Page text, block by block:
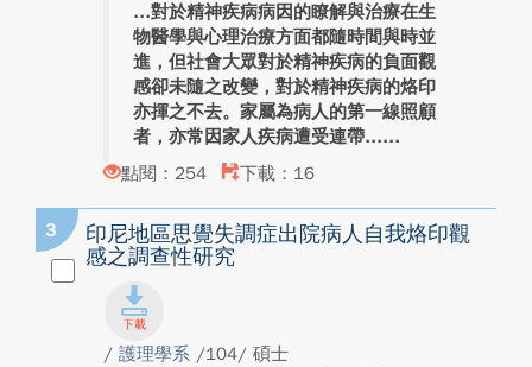
對於精神疾病病因的瞭解與治療在生
物醫學與心理治療方面都隨時間與時並
進，但社會大眾對於精神疾病的負面觀
感卻未隨之改變，對於精神疾病的烙印
亦揮之不去。家屬為病人的第一線照顧
者，亦常因家人疾病遭受連帶...
點閱：254
下載：16
3
印尼地區思覺失調症出院病人自我烙印觀
感之調查性研究
/ 護理學系 /104/ 碩士